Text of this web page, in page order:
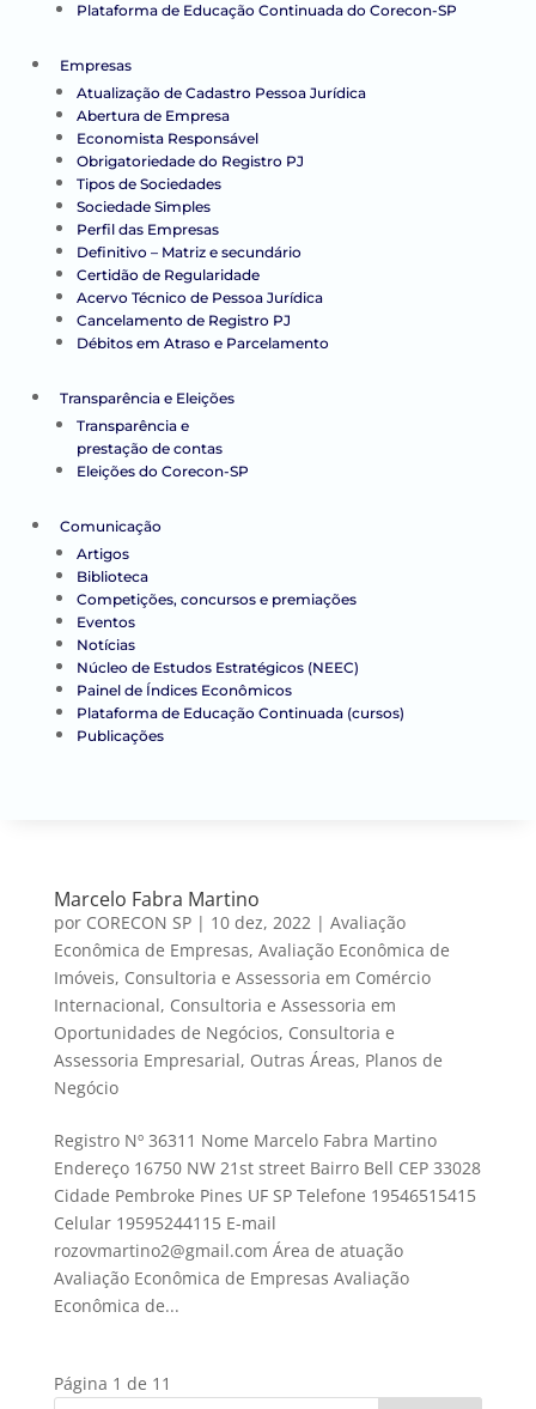
Plataforma de Educação Continuada do Corecon-SP
Empresas
Atualização de Cadastro Pessoa Jurídica
Abertura de Empresa
Economista Responsável
Obrigatoriedade do Registro PJ
Tipos de Sociedades
Sociedade Simples
Perfil das Empresas
Definitivo – Matriz e secundário
Certidão de Regularidade
Acervo Técnico de Pessoa Jurídica
Cancelamento de Registro PJ
Débitos em Atraso e Parcelamento
Transparência e Eleições
Transparência e
prestação de contas
Eleições do Corecon-SP
Comunicação
Artigos
Biblioteca
Competições, concursos e premiações
Eventos
Notícias
Núcleo de Estudos Estratégicos (NEEC)
Painel de Índices Econômicos
Plataforma de Educação Continuada (cursos)
Publicações
Marcelo Fabra Martino
por CORECON SP| 10 dez, 2022| Avaliação
Econômica de Empresas, Avaliação Econômica de
Imóveis, Consultoria e Assessoria em Comércio
Internacional, Consultoria e Assessoria em
Oportunidades de Negócios, Consultoria e
Assessoria Empresarial, Outras Áreas, Planos de
Negócio
Registro Nº 36311 Nome Marcelo Fabra Martino
Endereço 16750 NW 21st street Bairro Bell CEP 33028
Cidade Pembroke Pines UF SP Telefone 19546515415
Celular 19595244115 E-mail
rozovmartino2@gmail.com Área de atuação
Avaliação Econômica de Empresas Avaliação
Econômica de...
Página 1 de 1 1